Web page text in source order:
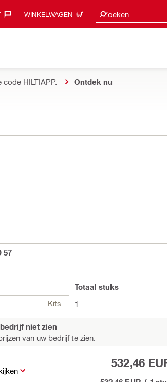
WINKELWAGEN Zoeken
Zoeksuggesties
HILTIAPP. Ontdek nu
57
Kits
Totaal stuks
1
niet zien
van uw bedrijf te zien.
532,46